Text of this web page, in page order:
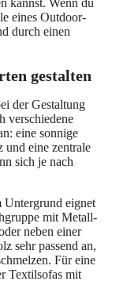
kannst. Wenn du
eines Outdoor-
durch einen
gestalten
der Gestaltung
verschiedene
eine sonnige
und eine zentrale
sich je nach
Untergrund eignet
mit Metall-
neben einer
sehr passend an,
Für eine
Textilsofas mit